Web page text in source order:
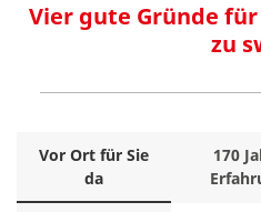
Vier gute Gründe
zu
Vor Ort für Sie
da
170